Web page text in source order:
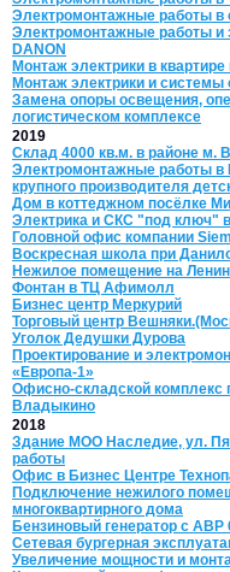
Электромонтажные работы в
Электромонтажные работы и
DANON
Монтаж электрики в
Монтаж электрики и
Замена опоры освещения,
логистическом комплексе
2019
Склад 4000 кв.м. в районе м.
Электромонтажные работы в
крупного производителя
Дом в коттеджном посёлке
Электрика и СКС "под ключ"
Головной офис компании
Воскресная школа при
Нежилое помещение на
Фонтан в ТЦ Афимолл
Бизнес центр Меркурий
Торговый центр
Уголок Дедушки Дурова
Проектирование и
«Европа-1»
Офисно-складской комплекс
Владыкино
2018
Здание МОО Наследие, ул.
работы
Офис в Бизнес Центре
Подключение нежилого
многоквартирного дома
Бензиновый генератор с
Сетевая бургерная
Увеличение мощности и